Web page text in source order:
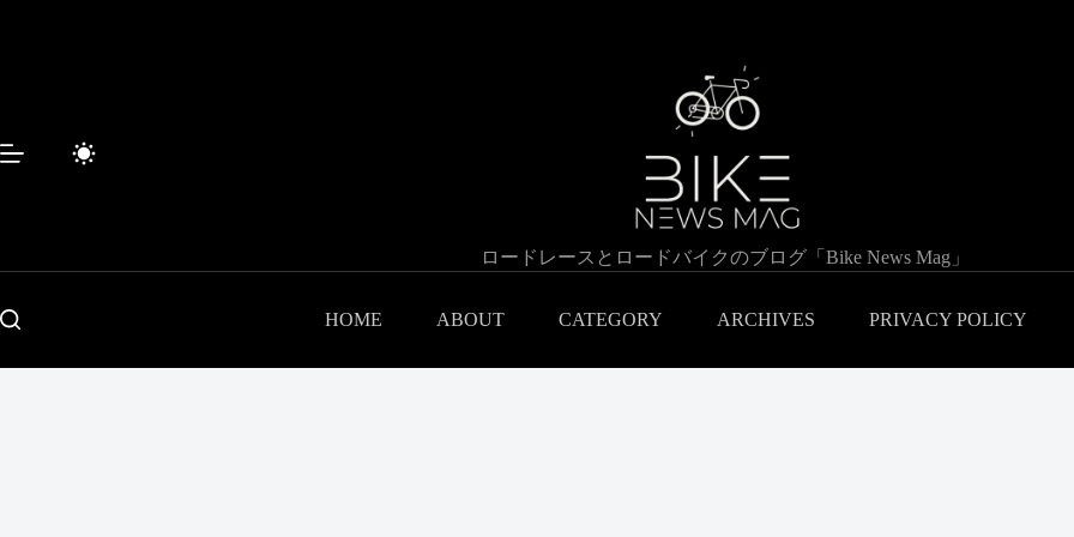
ス
ロードレースとロードバイクのブログ「Bike News Mag」
HOME ABOUT CATEGORY ARCHIVES PRIVACY POLICY